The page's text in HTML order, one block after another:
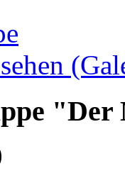
"Der